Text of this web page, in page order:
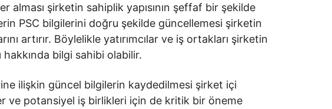
alması şirketin sahiplik yapısının şeffaf bir şekilde
PSC bilgilerini doğru şekilde güncellemesi şirketin
artırır. Böylelikle yatırımcılar ve iş ortakları şirketin
bilgi sahibi olabilir.
ilişkin güncel bilgilerin kaydedilmesi şirket içi
ve potansiyel iş birlikleri için de kritik bir öneme